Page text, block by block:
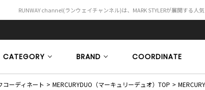
RUNWAY channel(ランウェイチャンネル)は、MARK STYLERが展開する人
CATEGORY BRAND COORDINATE
コーディネート MERCURYDUO（マーキュリーデュオ）TOP